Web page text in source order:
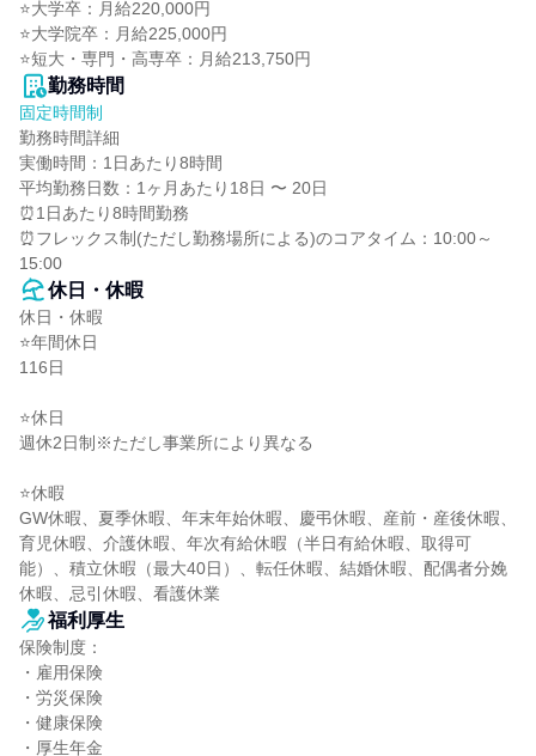
⭐大学卒：月給220,000円
⭐大学院卒：月給225,000円
⭐短大・専門・高専卒：月給213,750円
勤務時間
固定時間制
勤務時間詳細
実働時間：1日あたり8時間
平均勤務日数：1ヶ月あたり18日 〜 20日
⏰1日あたり8時間勤務
⏰フレックス制(ただし勤務場所による)のコアタイム：10:00～
15:00
休日・休暇
休日・休暇
⭐年間休日
116日
⭐休日
週休2日制※ただし事業所により異なる
⭐休暇
GW休暇、夏季休暇、年末年始休暇、慶弔休暇、産前・産後休暇、
育児休暇、介護休暇、年次有給休暇（半日有給休暇、取得可
能）、積立休暇（最大40日）、転任休暇、結婚休暇、配偶者分娩
休暇、忌引休暇、看護休業
福利厚生
保険制度：
・雇用保険
・労災保険
・健康保険
・厚生年金